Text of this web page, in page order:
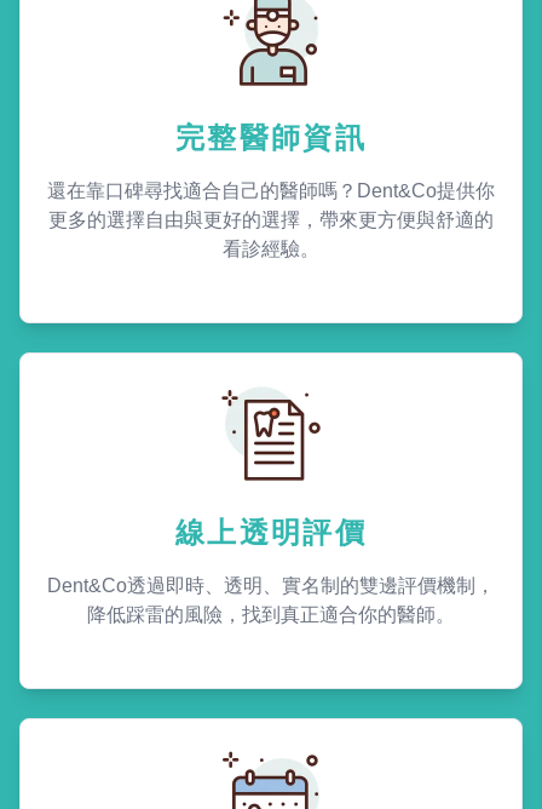
完整醫師資訊
還在靠口碑尋找適合自己的醫師嗎？Dent&Co提供你
更多的選擇自由與更好的選擇，帶來更方便與舒適的
看診經驗。
線上透明評價
Dent&Co透過即時、透明、實名制的雙邊評價機制，
降低踩雷的風險，找到真正適合你的醫師。